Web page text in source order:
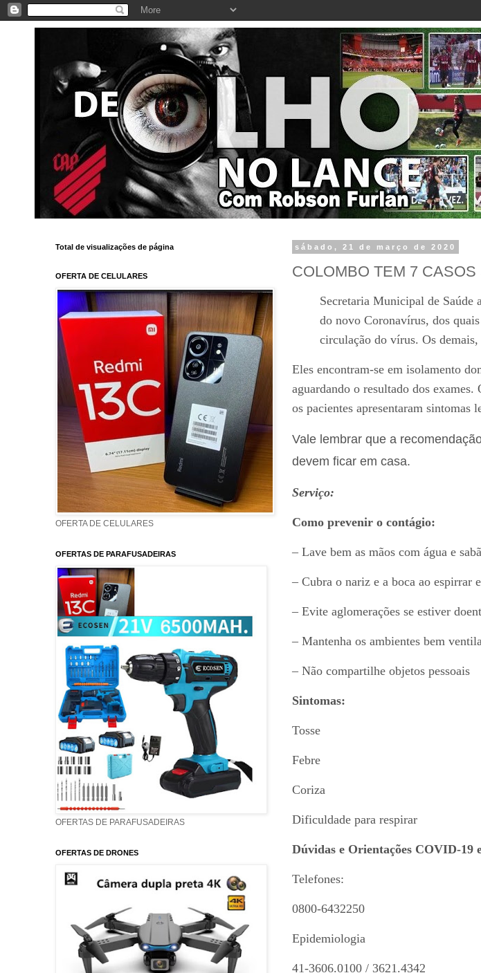
sábado, 21 de março de 2020
COLOMBO TEM 7
Secretaria Municipal de Saúde
do novo Coronavírus, dos
circulação do vírus. Os demais,
Eles encontram-se em isolamento
aguardando o resultado dos
os pacientes apresentaram sintomas
Vale lembrar que a
devem ficar em casa.
Serviço:
Como prevenir o contágio:
– Lave bem as mãos com água e
– Cubra o nariz e a boca ao espirrar
– Evite aglomerações se estiver
– Mantenha os ambientes bem
– Não compartilhe objetos pessoais
Sintomas:
Tosse
Febre
Coriza
Dificuldade para respirar
Dúvidas e Orientações COVID-19
Telefones:
0800-6432250
Epidemiologia
41-3606.0100 / 3621.4342
Total de visualizações de página
OFERTA DE CELULARES
OFERTA DE CELULARES
OFERTAS DE PARAFUSADEIRAS
OFERTAS DE PARAFUSADEIRAS
OFERTAS DE DRONES